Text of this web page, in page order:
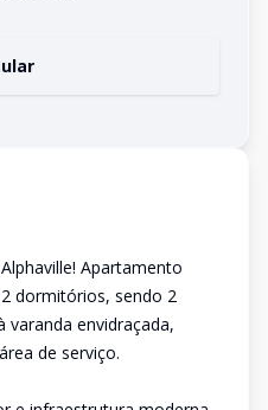
Apartamento
dormitórios, sendo 2
varanda envidraçada,
de serviço.